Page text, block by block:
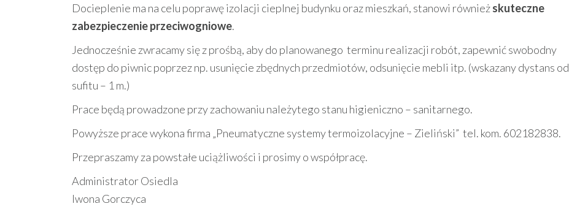
Docieplenie ma na celu poprawę izolacji cieplnej budynku oraz mieszkań, stanowi równieżskuteczne
zabezpieczenie przeciwogniowe.
Jednocześnie zwracamy się z prośbą, aby do planowanego terminu realizacji robót, zapewnić swobodny
dostęp do piwnic poprzez np. usunięcie zbędnych przedmiotów, odsunięcie mebli itp. (wskazany dystans od
sufitu – 1 m.)
Prace będą prowadzone przy zachowaniu należytego stanu higieniczno – sanitarnego.
Powyższe prace wykona firma „Pneumatyczne systemy termoizolacyjne – Zieliński” tel. kom. 602182838.
Przepraszamy za powstałe uciążliwości i prosimy o współpracę.
Administrator Osiedla
Iwona Gorczyca